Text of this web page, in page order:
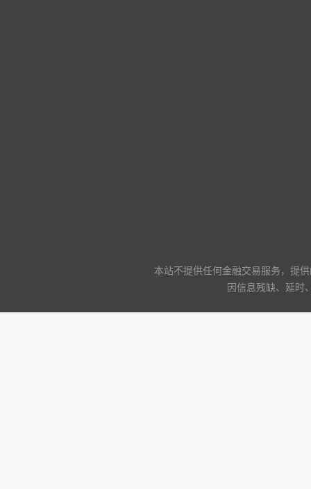
本站不提供任何金融交易服务，提
因信息残缺、延时